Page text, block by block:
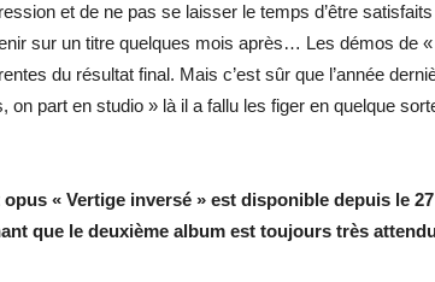
et de ne pas se laisser le temps d’être
sur un titre quelques mois après… Les démos de «
du résultat final. Mais c’est sûr que l’année
on part en studio » là il a fallu les figer en quelque
« Vertige inversé » est disponible depuis le
que le deuxième album est toujours très